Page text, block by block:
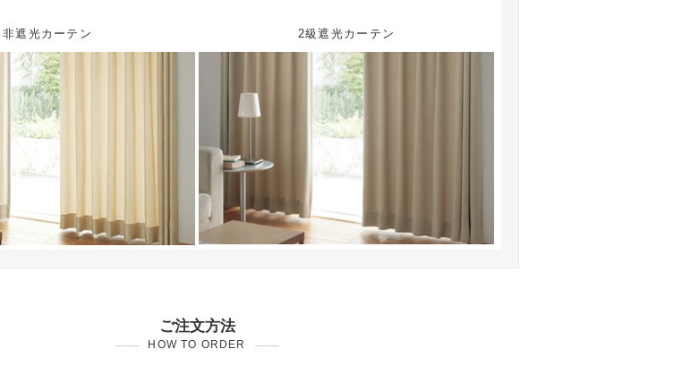
ご注文方法
HOW TO ORDER
非遮光カーテン 2級遮光カーテン